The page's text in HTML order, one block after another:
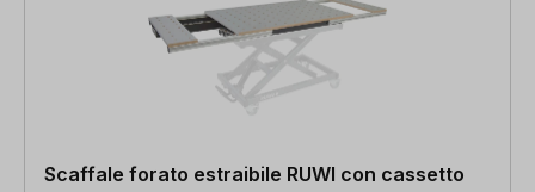
Scaffale forato estraibile RUWI con cassetto